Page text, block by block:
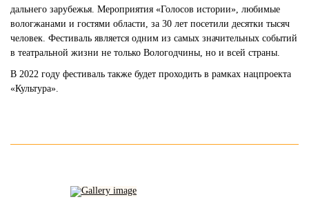
дальнего зарубежья. Мероприятия «Голосов истории», любимые
вологжанами и гостями области, за 30 лет посетили десятки тысяч
человек. Фестиваль является одним из самых значительных событий
в театральной жизни не только Вологодчины, но и всей страны.
В 2022 году фестиваль также будет проходить в рамках нацпроекта
«Культура».